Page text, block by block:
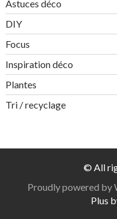
Astuces déco
DIY
Focus
Inspiration déco
Plantes
Tri / recyclage
© All
Proudly powered by
Plus